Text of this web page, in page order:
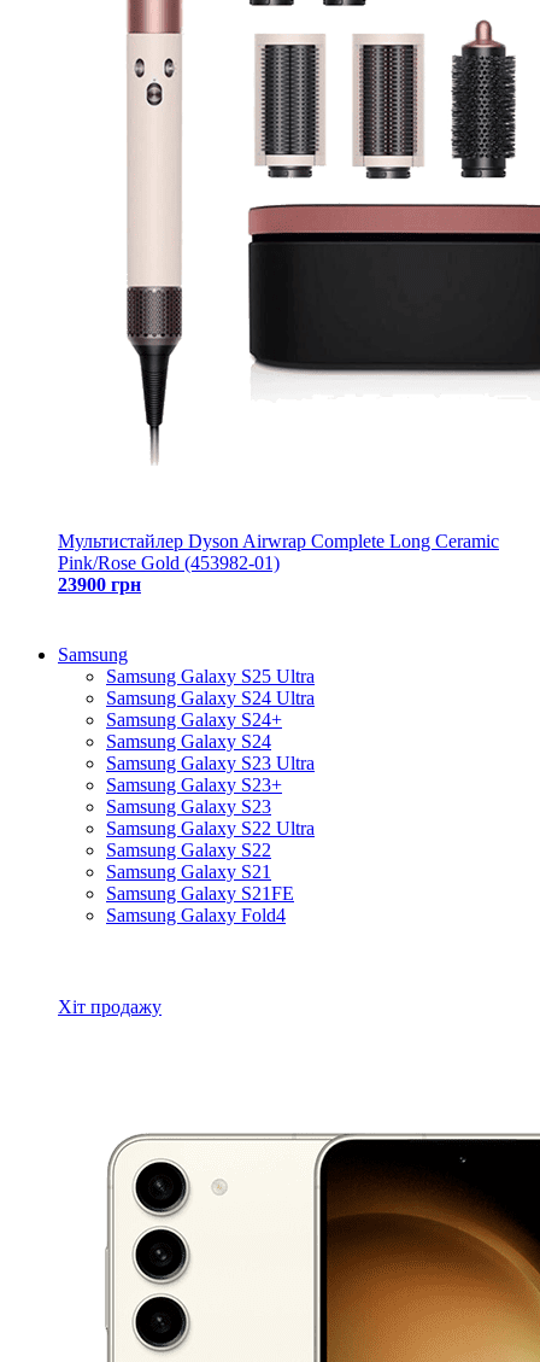
Мультистайлер Dyson Airwrap Complete Long Ceramic
Pink/Rose Gold (453982-01)
23900 грн
Samsung
Samsung Galaxy S25 Ultra
Samsung Galaxy S24 Ultra
Samsung Galaxy S24+
Samsung Galaxy S24
Samsung Galaxy S23 Ultra
Samsung Galaxy S23+
Samsung Galaxy S23
Samsung Galaxy S22 Ultra
Samsung Galaxy S22
Samsung Galaxy S21
Samsung Galaxy S21FE
Samsung Galaxy Fold4
Хіт продажу